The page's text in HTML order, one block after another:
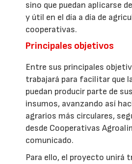
sino que puedan aplicarse
y útil en el día a día de
cooperativas.
Principales objetivos
Entre sus principales
trabajará para facilitar que
puedan producir parte de
insumos, avanzando así
agrarios más circulares,
desde Cooperativas
comunicado.
Para ello, el proyecto unirá